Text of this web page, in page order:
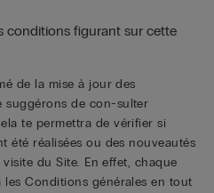
conditions figurant sur cette
de la mise à jour des
suggérons de con-sulter
te permettra de vérifier si
été réalisées ou des nouveautés
du Site. En effet, chaque
Conditions générales en tout